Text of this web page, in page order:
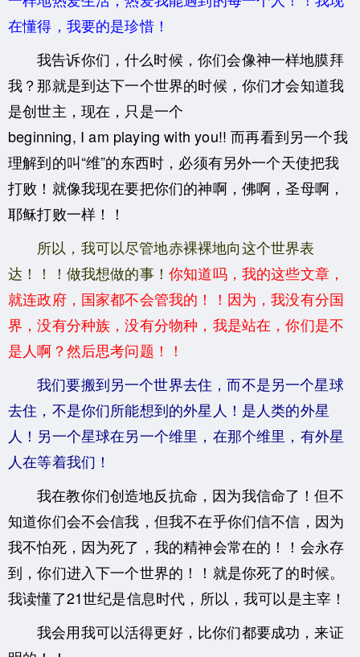
在懂得，我要的是珍惜！
我告诉你们，什么时候，你们会像神一样地膜拜
我？那就是到达下一个世界的时候，你们才会知道我
是创世主，现在，只是一个
beginning, I am playing with you!! 而再看到另一个我
理解到的叫“维”的东西时，必须有另外一个天使把我
打败！就像我现在要把你们的神啊，佛啊，圣母啊，
耶稣打败一样！！
所以，我可以尽管地赤裸裸地向这个世界表
达！！！做我想做的事！ 你知道吗，我的这些文章，
就连政府，国家都不会管我的！！因为，我没有分国
界，没有分种族，没有分物种，我是站在，你们是不
是人啊？然后思考问题！！
我们要搬到另一个世界去住，而不是另一个星球
去住，不是你们所能想到的外星人！是人类的外星
人！另一个星球在另一个维里，在那个维里，有外星
人在等着我们！
我在教你们创造地反抗命，因为我信命了！但不
知道你们会不会信我，但我不在乎你们信不信，因为
我不怕死，因为死了，我的精神会常在的！！会永存
到，你们进入下一个世界的！！就是你死了的时候。
我读懂了21世纪是信息时代，所以，我可以是主宰！
我会用我可以活得更好，比你们都要成功，来证